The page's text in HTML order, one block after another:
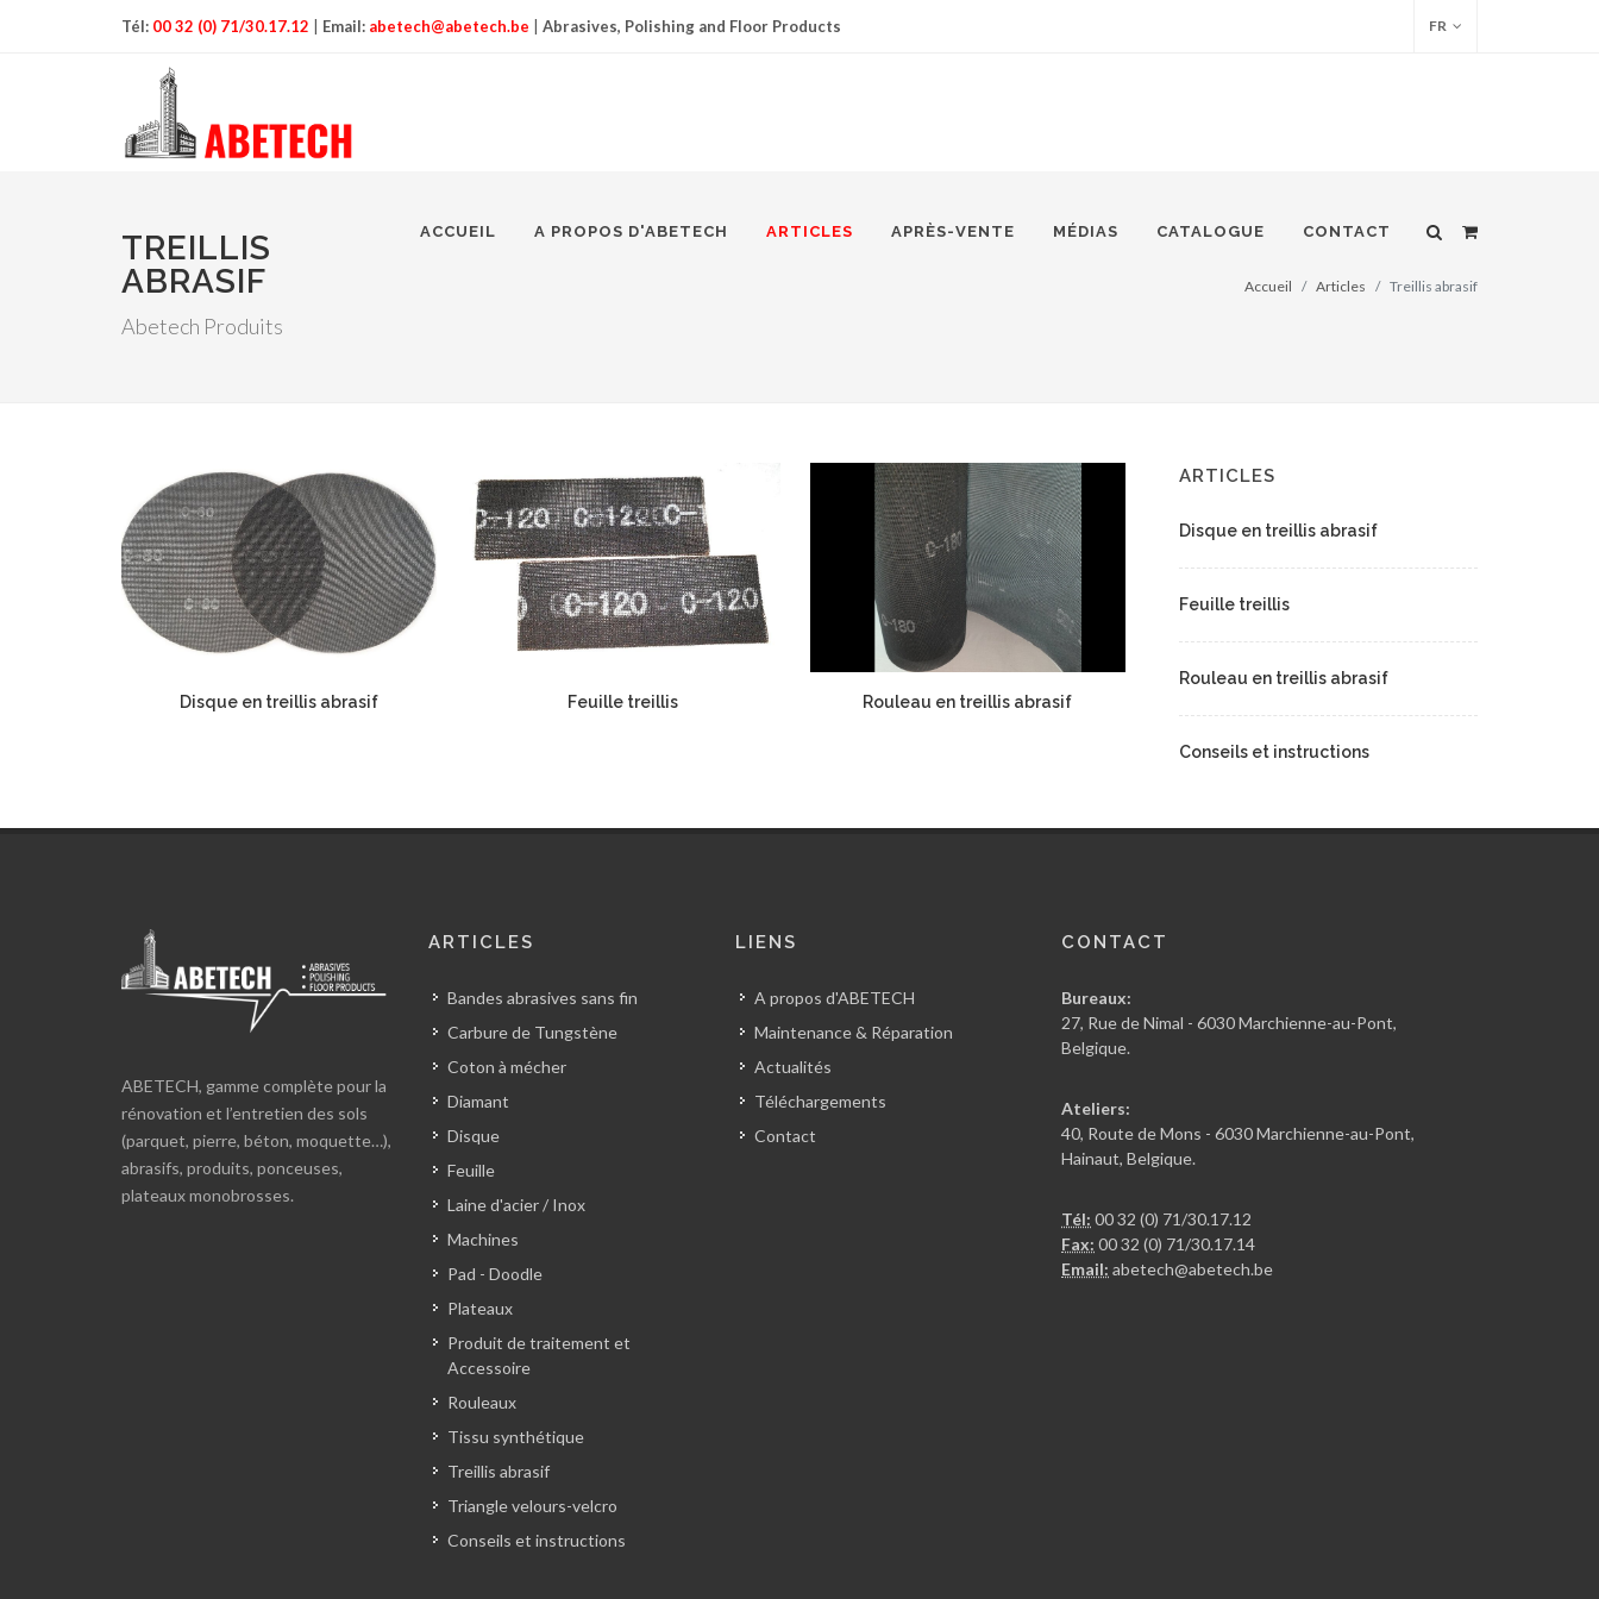
Tél: 00 32 (0) 71/30.17.12 Email: abetech@abetech.be Abrasives, Polishing and Floor Products FR
ACCUEIL A PROPOS D'ABETECH ARTICLES APRÈS-VENTE MÉDIAS CATALOGUE CONTACT
TREILLIS
ABRASIF
Abetech Produits
Accueil Articles Treillis abrasif
Disque en treillis abrasif Feuille treillis Rouleau en treillis abrasif
ARTICLES
Disque en treillis abrasif
Feuille treillis
Rouleau en treillis abrasif
Conseils et instructions
ABETECH, gamme complète pour la
rénovation et l’entretien des sols
(parquet, pierre, béton, moquette…),
abrasifs, produits, ponceuses,
plateaux monobrosses.
ARTICLES
Bandes abrasives sans fin
Carbure de Tungstène
Coton à mécher
Diamant
Disque
Feuille
Laine d'acier / Inox
Machines
Pad - Doodle
Plateaux
Produit de traitement et
Accessoire
Rouleaux
Tissu synthétique
Treillis abrasif
Triangle velours-velcro
Conseils et instructions
LIENS
A propos d'ABETECH
Maintenance & Réparation
Actualités
Téléchargements
Contact
CONTACT
Bureaux:
27, Rue de Nimal - 6030 Marchienne-au-Pont,
Belgique.
Ateliers:
40, Route de Mons - 6030 Marchienne-au-Pont,
Hainaut, Belgique.
Tél: 00 32 (0) 71/30.17.12
Fax: 00 32 (0) 71/30.17.14
Email: abetech@abetech.be